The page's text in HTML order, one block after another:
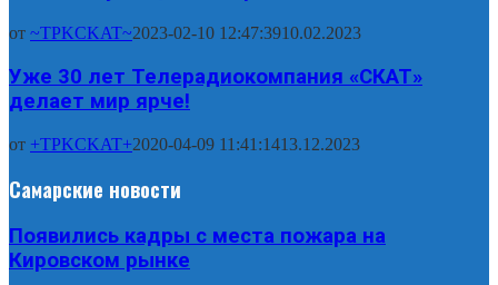
от ~TPKCKAT~2023-02-10 12:47:3910.02.2023
Уже 30 лет Телерадиокомпания «СКАТ»
делает мир ярче!
от +TPKCKAT+2020-04-09 11:41:1413.12.2023
Самарские новости
Появились кадры с места пожара на
Кировском рынке